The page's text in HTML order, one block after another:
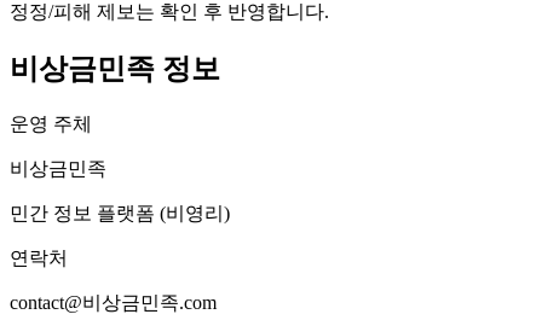
정정/피해 제보는 확인 후 반영합니다.
비상금민족 정보
운영 주체
비상금민족
민간 정보 플랫폼 (비영리)
연락처
contact@비상금민족.com